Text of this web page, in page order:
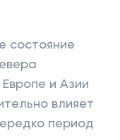
состояние
и Азии
влияет
период